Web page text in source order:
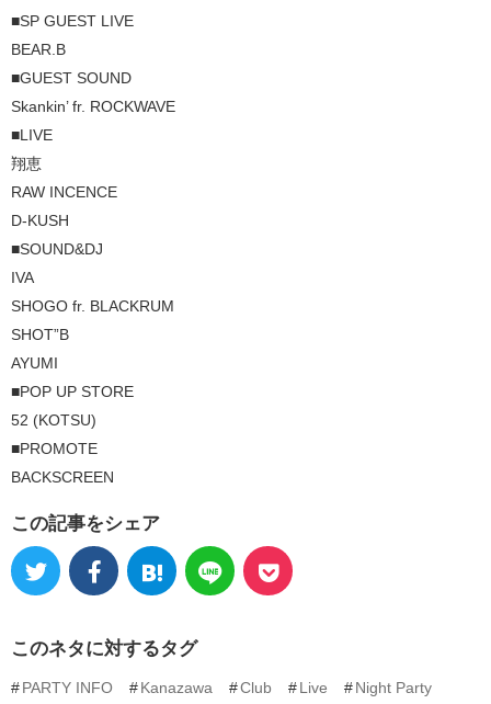
■SP GUEST LIVE
BEAR.B
■GUEST SOUND
Skankin’ fr. ROCKWAVE
■LIVE
翔恵
RAW INCENCE
D-KUSH
■SOUND&DJ
IVA
SHOGO fr. BLACKRUM
SHOT”B
AYUMI
■POP UP STORE
52 (KOTSU)
■PROMOTE
BACKSCREEN
この記事をシェア
このネタに対するタグ
PARTY INFO Kanazawa Club Live
Night Party